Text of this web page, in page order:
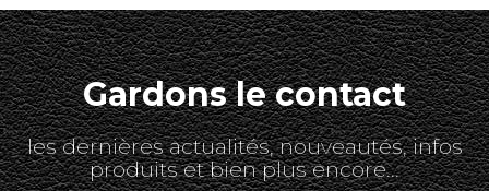
Gardons le contact
les dernières actualités, nouveautés, infos
produits et bien plus encore...